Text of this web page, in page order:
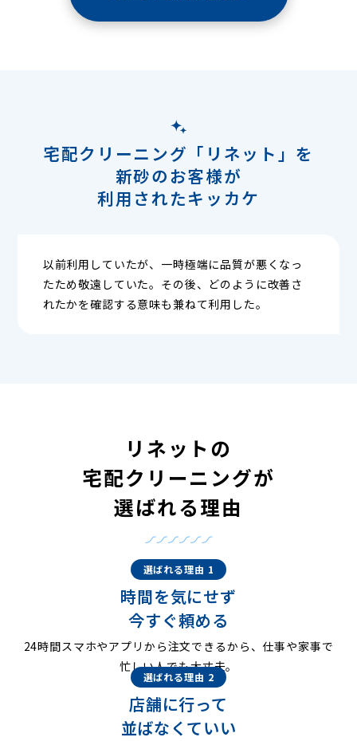
宅配クリーニング「リネット」を
新砂のお客様が
利用されたキッカケ
以前利用していたが、一時極端に品質が悪くなっ
たため敬遠していた。その後、どのように改善さ
れたかを確認する意味も兼ねて利用した。
リネットの
宅配クリーニングが
選ばれる理由
選ばれる理由 1
時間を気にせず
今すぐ頼める
24時間スマホやアプリから注文できるから、仕事や家事で
忙しい人でも大丈夫。
選ばれる理由 2
店舗に行って
並ばなくていい